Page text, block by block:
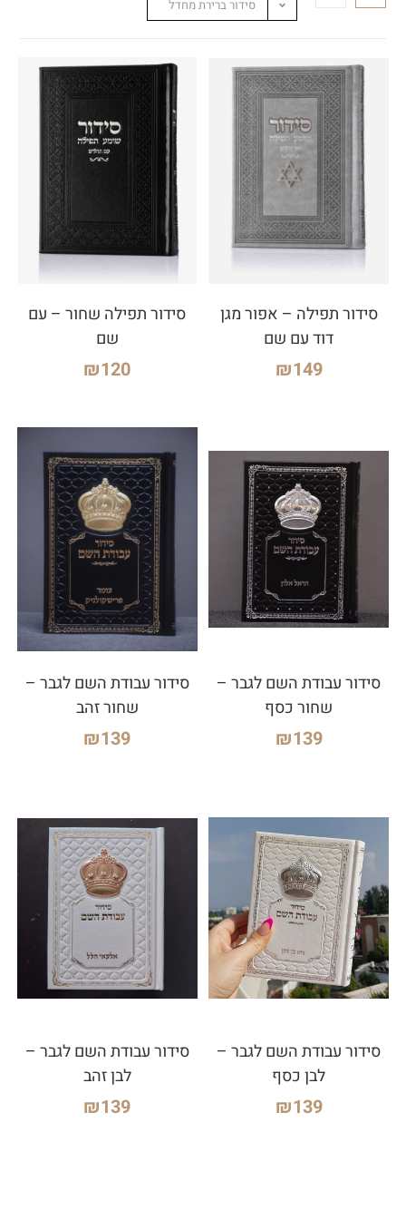
סידור ברירת מחדל
סידור תפילה – אפור מגן
דוד עם שם
₪149
סידור תפילה שחור – עם
שם
₪120
סידור עבודת השם לגבר –
שחור כסף
₪139
סידור עבודת השם לגבר –
שחור זהב
₪139
סידור עבודת השם לגבר –
לבן כסף
₪139
סידור עבודת השם לגבר –
לבן זהב
₪139